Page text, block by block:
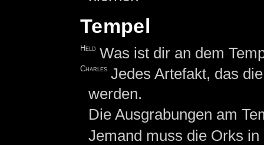
Tempel
Held Was ist dir an dem
Charles Jedes Artefakt, das
werden.
Die Ausgrabungen am
Jemand muss die Orks